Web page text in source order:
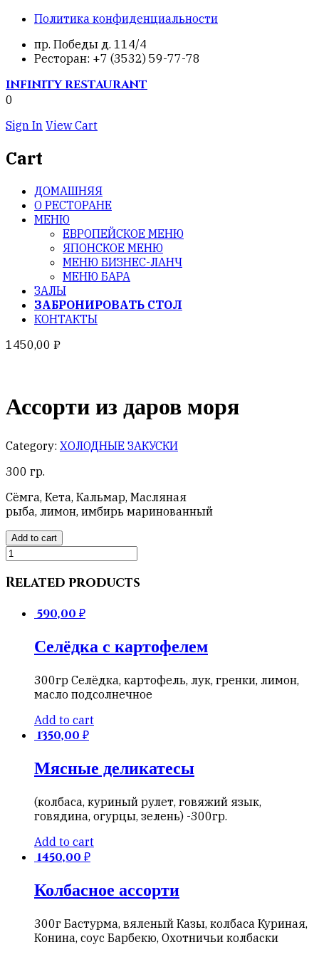
Политика конфиденциальности
пр. Победы д. 114/4
Ресторан: +7 (3532) 59-77-78
INFINITYRESTAURANT
0
Sign In View Cart
Cart
ДОМАШНЯЯ
О РЕСТОРАНЕ
МЕНЮ
ЕВРОПЕЙСКОЕ МЕНЮ
ЯПОНСКОЕ МЕНЮ
МЕНЮ БИЗНЕС-ЛАНЧ
МЕНЮ БАРА
ЗАЛЫ
ЗАБРОНИРОВАТЬ СТОЛ
КОНТАКТЫ
1450,00 ₽
Ассорти из даров моря
Category: ХОЛОДНЫЕ ЗАКУСКИ
300 гр.
Сёмга, Кета, Кальмар, Масляная
рыба, лимон, имбирь маринованный
Add to cart
Ассорти
из
даров
quantity
Related products
590,00 ₽
Селёдка с картофелем
300гр Селёдка, картофель, лук, гренки, лимон,
масло подсолнечное
Add to cart
1350,00 ₽
Мясные деликатесы
(колбаса, куриный рулет, говяжий язык,
говядина, огурцы, зелень) -300гр.
Add to cart
1450,00 ₽
Колбасное ассорти
300г Бастурма, вяленый Казы, колбаса Куриная,
Конина, соус Барбекю, Охотничьи колбаски